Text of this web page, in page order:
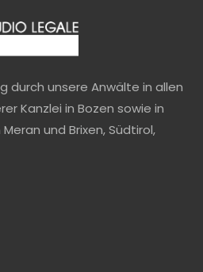
durch unsere Anwälte in allen
Kanzlei in Bozen sowie in
und Brixen, Südtirol,